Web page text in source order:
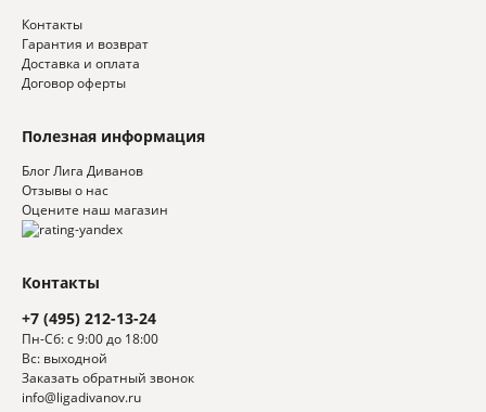
Контакты
Гарантия и возврат
Доставка и оплата
Договор оферты
Контакты
+7 (495) 212-13-24
Пн-Сб: с 9:00 до 18:00
Вс: выходной
Заказать обратный звонок
info@ligadivanov.ru
Полезная информация
Блог Лига Диванов
Отзывы о нас
Оцените наш магазин